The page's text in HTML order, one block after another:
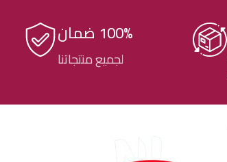
100% ضمان
لجميع منتجاتنا